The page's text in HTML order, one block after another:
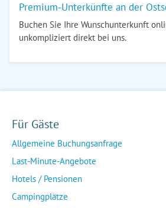
Premium-Unterkünfte an der
Buchen Sie Ihre Wunschunterkunft
unkompliziert direkt bei uns.
Für Gäste
Allgemeine Buchungsanfrage
Last-Minute-Angebote
Hotels / Pensionen
Campingplätze